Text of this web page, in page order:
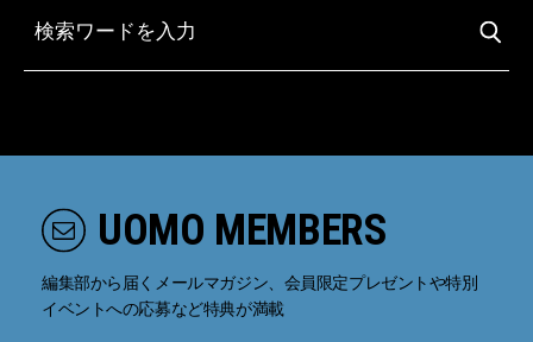
UOMO MEMBERS
編集部から届くメールマガジン、会員限定プレゼントや特別
イベントへの応募など特典が満載